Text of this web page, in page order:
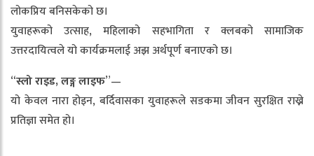
लोकप्रिय बनिसकेको छ।
युवाहरूको उत्साह, महिलाको सहभागिता र क्लबको सामाजिक
उत्तरदायित्वले यो कार्यक्रमलाई अझ अर्थपूर्ण बनाएको छ।
“स्लोराइड,लङ्गलाइफ”—
यो केवल नारा होइन, बर्दिवासका युवाहरूले सडकमा जीवन सुरक्षित राख्ने
प्रतिज्ञा समेत हो।